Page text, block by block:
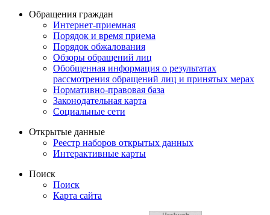
Обращения граждан
Интернет-приемная
Порядок и время приема
Порядок обжалования
Обзоры обращений лиц
Обобщенная информация о результатах
рассмотрения обращений лиц и принятых мерах
Нормативно-правовая база
Законодательная карта
Социальные сети
Открытые данные
Реестр наборов открытых данных
Интерактивные карты
Поиск
Поиск
Карта сайта